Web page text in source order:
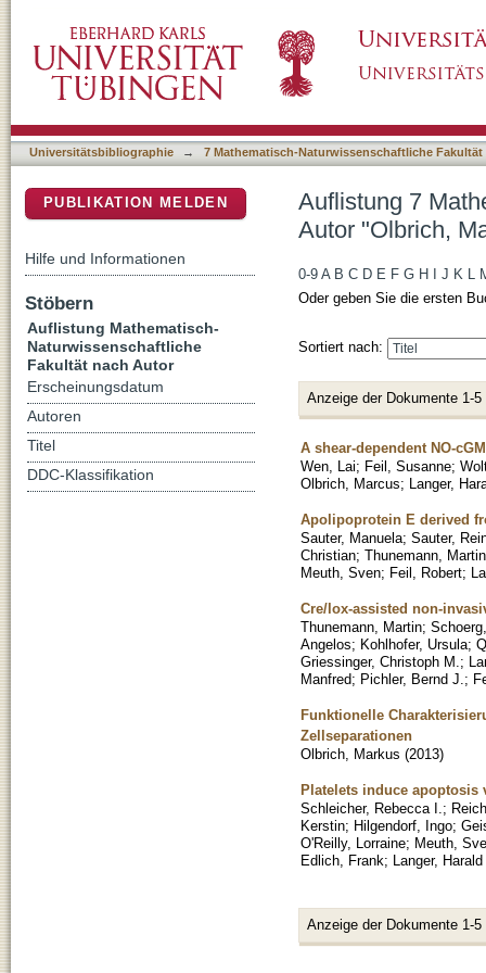
Universitätsbibliographie → 7 Mathematisch-Naturwissenschaftliche Fakultät
Auflistung 7
Autor "Olbrich,
0-9 A B C D E F G H J K L
Oder geben Sie die ersten
Sortiert nach:
Anzeige der Dokumente 1-5
A shear-dependent NO-
Wen, Lai; Feil, Susanne;
Olbrich, Marcus; Langer,
Apolipoprotein E derived
Sauter, Manuela; Sauter,
Christian; Thunemann, Martin
Meuth, Sven; Feil, Robert;
Cre/lox-assisted non-
Thunemann, Martin;
Angelos; Kohlhofer, Ursula;
Griessinger, Christoph M. ;
Manfred; Pichler, Bernd J. ;
Funktionelle
Zellseparationen
Olbrich, Markus (2013)
Platelets induce apoptosis
Schleicher, Rebecca I. ;
Kerstin; Hilgendorf, Ingo;
O'Reilly, Lorraine; Meuth,
Edlich, Frank; Langer, Harald
Anzeige der Dokumente 1-5
PUBLIKATION MELDEN
Hilfe und Informationen
Stöbern
Auflistung Mathematisch-
Naturwissenschaftliche
Fakultät nach Autor
Erscheinungsdatum
Autoren
Titel
DDC-Klassifikation